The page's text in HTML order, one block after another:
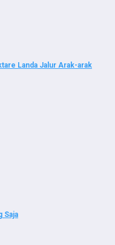
Landa Jalur Arak-arak
Saja